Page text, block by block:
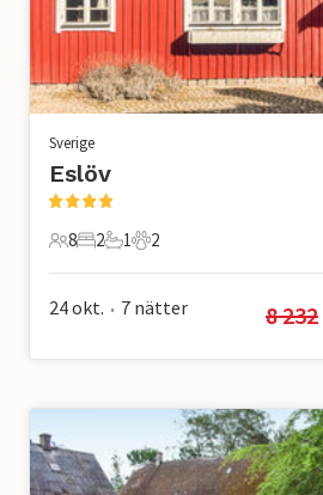
Sverige
Eslöv
8 Gäster
8
2 Sovrum
2
1 Badrum
1
2 Husdjur
2
24 okt. • 7 nätter 8 232